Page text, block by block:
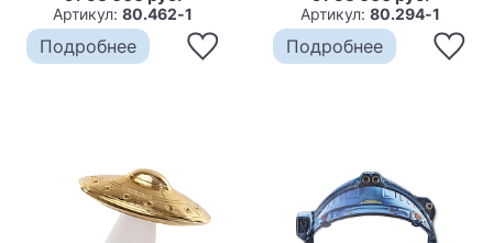
Артикул:80.462-1
Подробнее
Артикул: 80.294-1
Подробнее